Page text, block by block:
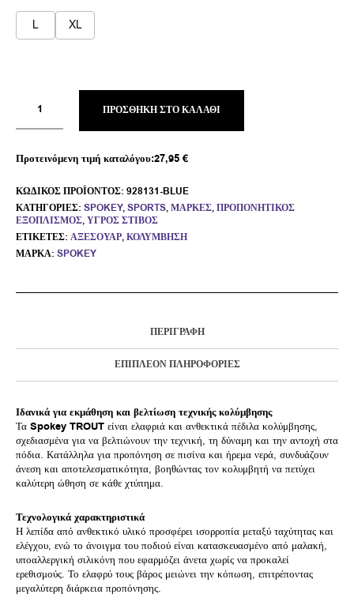
L XL
ΠΡΟΣΘΉΚΗ ΣΤΟ ΚΑΛΆΘΙ
Προτεινόμενη τιμή καταλόγου:27,95€
ΚΩΔΙΚΌΣ ΠΡΟΪΌΝΤΟΣ: 928131-BLUE
ΚΑΤΗΓΟΡΊΕΣ: SPOKEY,SPORTS,ΜΆΡΚΕΣ,ΠΡΟΠΟΝΗΤΙΚΌΣ
ΕΞΟΠΛΙΣΜΌΣ,ΥΓΡΌΣ ΣΤΊΒΟΣ
ΕΤΙΚΈΤΕΣ: ΑΞΕΣΟΥΆΡ,ΚΟΛΎΜΒΗΣΗ
ΜΆΡΚΑ: SPOKEY
ΠΕΡΙΓΡΑΦΉ
ΕΠΙΠΛΈΟΝ ΠΛΗΡΟΦΟΡΊΕΣ
Ιδανικά για εκμάθηση και βελτίωση τεχνικής κολύμβησης
Τα Spokey TROUT είναι ελαφριά και ανθεκτικά πέδιλα κολύμβησης,
σχεδιασμένα για να βελτιώνουν την τεχνική, τη δύναμη και την αντοχή στα
πόδια. Κατάλληλα για προπόνηση σε πισίνα και ήρεμα νερά, συνδυάζουν
άνεση και αποτελεσματικότητα, βοηθώντας τον κολυμβητή να πετύχει
καλύτερη ώθηση σε κάθε χτύπημα.
Τεχνολογικά χαρακτηριστικά
Η λεπίδα από ανθεκτικό υλικό προσφέρει ισορροπία μεταξύ ταχύτητας και
ελέγχου, ενώ το άνοιγμα του ποδιού είναι κατασκευασμένο από μαλακή,
υποαλλεργική σιλικόνη που εφαρμόζει άνετα χωρίς να προκαλεί
ερεθισμούς. Το ελαφρύ τους βάρος μειώνει την κόπωση, επιτρέποντας
μεγαλύτερη διάρκεια προπόνησης.